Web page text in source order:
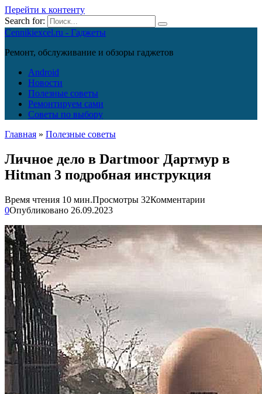
Перейти к контенту
Search for:
Cennikiexcel.ru - Гаджеты
Ремонт, обслуживание и обзоры гаджетов
Android
Новости
Полезные советы
Ремонтируем сами
Советы по выбору
Главная » Полезные советы
Личное дело в Dartmoor Дартмур в
Hitman 3 подробная инструкция
Время чтения 10 мин.Просмотры 32Комментарии
0Опубликовано 26.09.2023